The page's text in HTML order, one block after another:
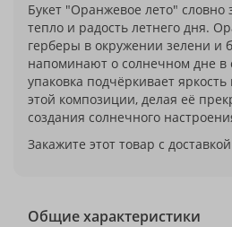
Букет "Оранжевое лето" словно
тепло и радость летнего дня.
герберы в окружении зелени и
напоминают о солнечном дне в
упаковка подчёркивает
этой композиции, делая её
создания солнечного
Закажите этот товар с
Общие характеристики